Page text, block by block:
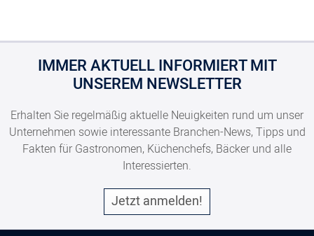
IMMER AKTUELL INFORMIERT MIT
UNSEREM NEWSLETTER
Erhalten Sie regelmäßig aktuelle Neuigkeiten rund um unser
Unternehmen sowie interessante Branchen-News, Tipps und
Fakten für Gastronomen, Küchenchefs, Bäcker und alle
Interessierten.
Jetzt anmelden!